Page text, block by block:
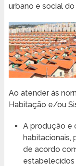
urbano e social
Ao atender às
Habitação e/ou
A produção e
habitacionais,
de acordo